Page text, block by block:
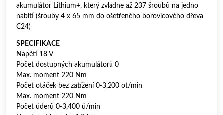
akumulátor Lithium+, který zvládne až 237 šroubů na jedno
nabití (šrouby 4 x 65 mm do ošetřeného borovicového dřeva
C24)
SPECIFIKACE
Napětí 18 V
Počet dostupných akumulátorů 0
Max. moment 220 Nm
Počet otáček bez zatížení 0-3,200 ot/min
Max. moment 220 Nm
Počet úderů 0-3,400 ú/min